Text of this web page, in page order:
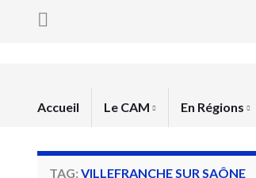
Accueil Le CAM En Régions
TAG: VILLEFRANCHE SUR SAÔNE